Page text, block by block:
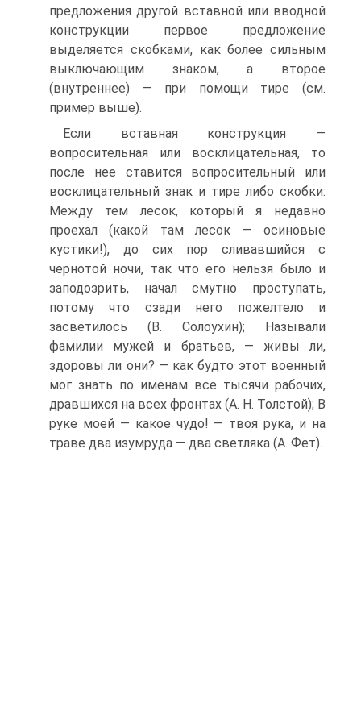
предложения другой вставной или вводной
конструкции первое предложение
выделяется скобками, как более сильным
выключающим знаком, а второе
(внутреннее) — при помощи тире (см.
пример выше).
Если вставная конструкция —
вопросительная или восклицательная, то
после нее ставится вопросительный или
восклицательный знак и тире либо скобки:
Между тем лесок, который я недавно
проехал (какой там лесок — осиновые
кустики!), до сих пор сливавшийся с
чернотой ночи, так что его нельзя было и
заподозрить, начал смутно проступать,
потому что сзади него пожелтело и
засветилось (В. Солоухин); Называли
фамилии мужей и братьев, — живы ли,
здоровы ли они? — как будто этот военный
мог знать по именам все тысячи рабочих,
дравшихся на всех фронтах (А. Н. Толстой); В
руке моей — какое чудо! — твоя рука, и на
траве два изумруда — два светляка (А. Фет).